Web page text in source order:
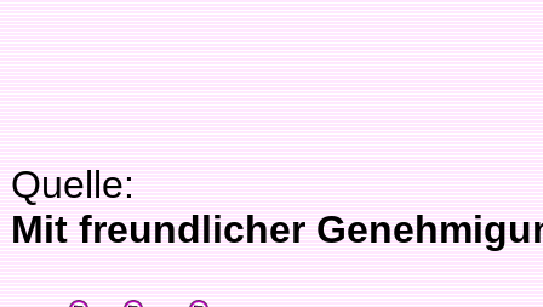
Quelle:
Mit freundlicher